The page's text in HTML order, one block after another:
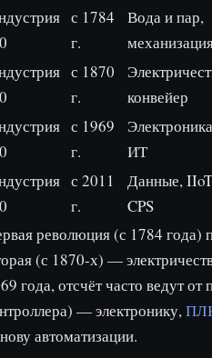
с 1784
г.
Вода и пар,
с 1870
г.
конвейер
с 1969
г.
ИТ
с 2011
г.
Данные,
CPS
революция (с 1784 года)
(с 1870-х) —
года, отсчёт часто ведут
— электронику,
автоматизации.